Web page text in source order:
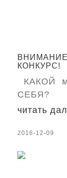
КОНКУРС!
КАКОЙ
СЕБЯ?
читать
2016-12-09